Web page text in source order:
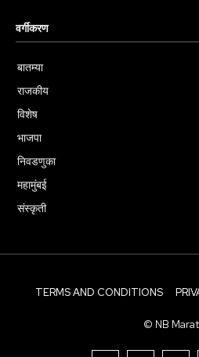
वर्गीकरण
बातम्या
राजकीय
विशेष
भाजपा
निवडणुका
महामुंबई
संस्कृती
TERMS AND CONDITIONS
© NB